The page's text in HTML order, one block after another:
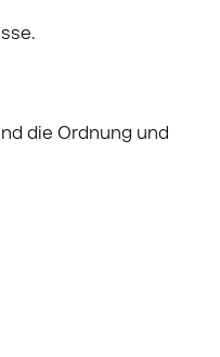
die Ordnung und